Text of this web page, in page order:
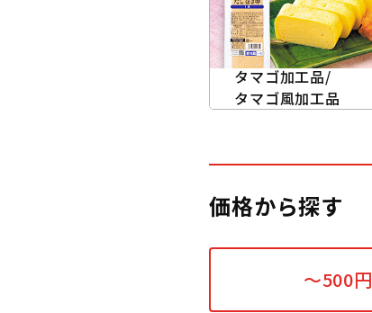
タマゴ加工品/
タマゴ風加工品
価格から探す
～500円